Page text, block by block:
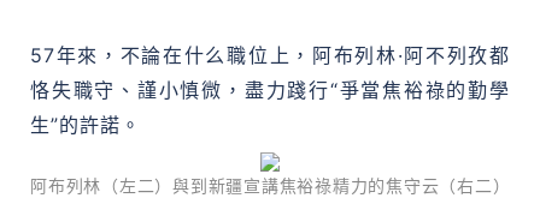
57年來，不論在什么職位上，阿布列林·阿不列孜都
恪失職守、謹小慎微，盡力踐行“爭當焦裕祿的勤學
生”的許諾。
阿布列林（左二）與到新疆宣講焦裕祿精力的焦守云（右二）